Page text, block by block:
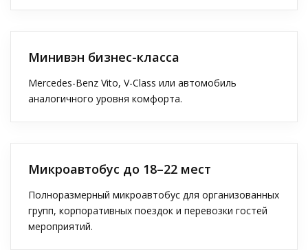
Минивэн бизнес-класса
Mercedes-Benz Vito, V-Class или автомобиль
аналогичного уровня комфорта.
Микроавтобус до 18–22 мест
Полноразмерный микроавтобус для организованных
групп, корпоративных поездок и перевозки гостей
мероприятий.